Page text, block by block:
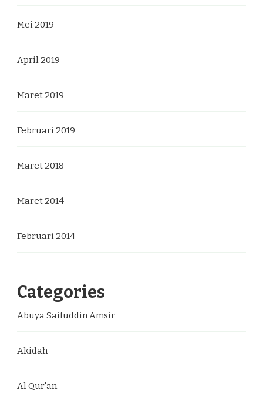
Mei 2019
April 2019
Maret 2019
Februari 2019
Maret 2018
Maret 2014
Februari 2014
Categories
Abuya Saifuddin Amsir
Akidah
Al Qur'an